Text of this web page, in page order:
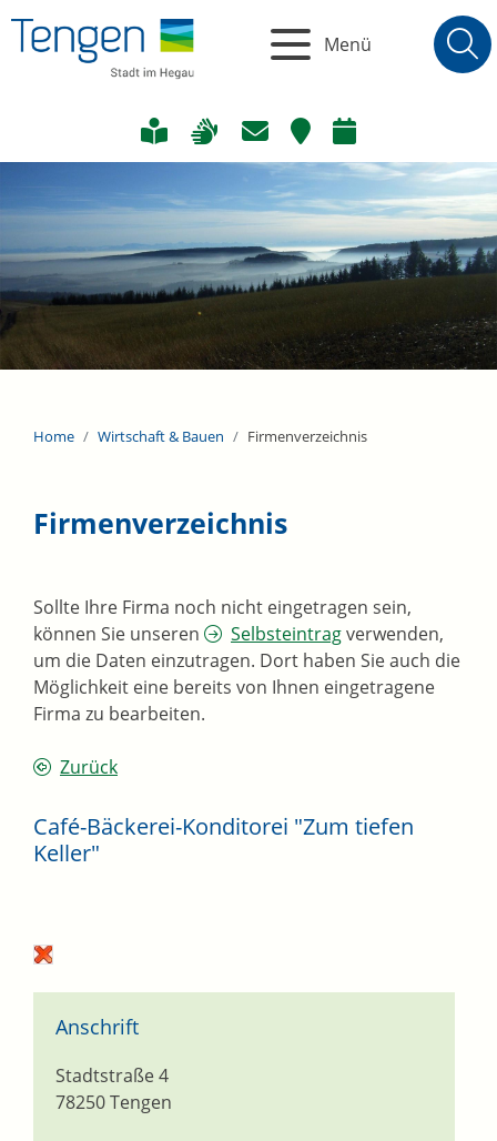
Menü
Home Wirtschaft & Bauen Firmenverzeichnis
Firmenverzeichnis
Sollte Ihre Firma noch nicht eingetragen sein,
können Sie unseren
Selbsteintragverwenden,
um die Daten einzutragen. Dort haben Sie auch die
Möglichkeit eine bereits von Ihnen eingetragene
Firma zu bearbeiten.
Zurück
Café-Bäckerei-Konditorei "Zum tiefen
Keller"
Anschrift
Stadtstraße 4
78250Tengen